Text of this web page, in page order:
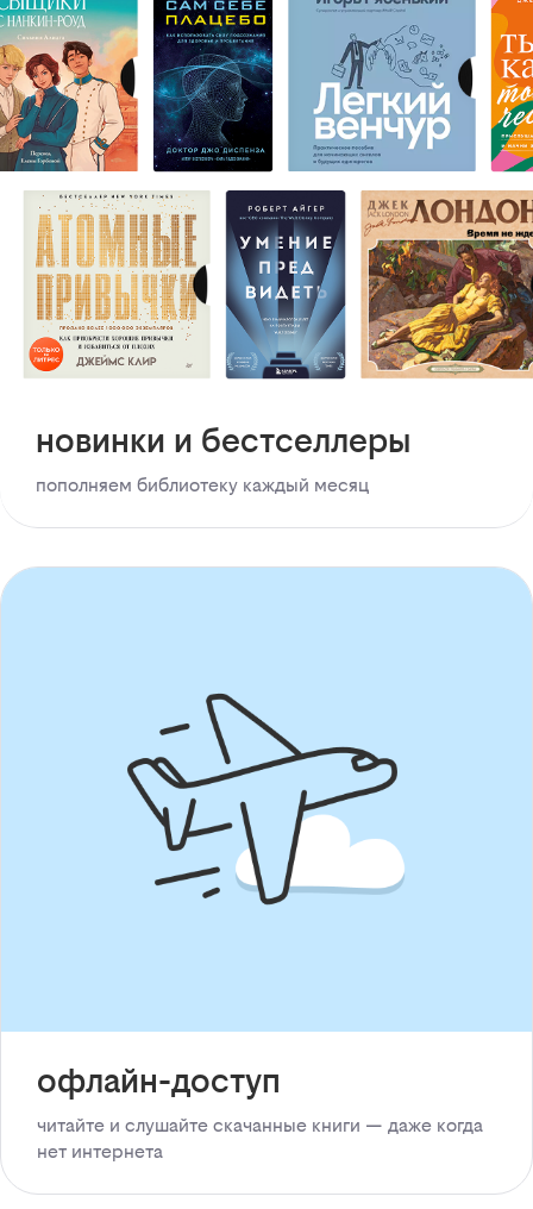
новинки и бестселлеры
пополняем библиотеку каждый месяц
офлайн-доступ
читайте и слушайте скачанные книги — даже когда
нет интернета